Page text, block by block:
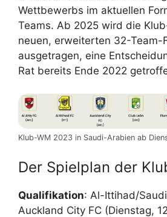
Wettbewerbs im aktuellen
Teams. Ab 2025 wird die
neuen, erweiterten 32-Team-
ausgetragen, eine
Rat bereits Ende 2022
Klub-WM 2023 in Saudi-Arabien ab
Der Spielplan der
Qualifikation: Al-Ittihad/
Auckland City FC (Dienstag,